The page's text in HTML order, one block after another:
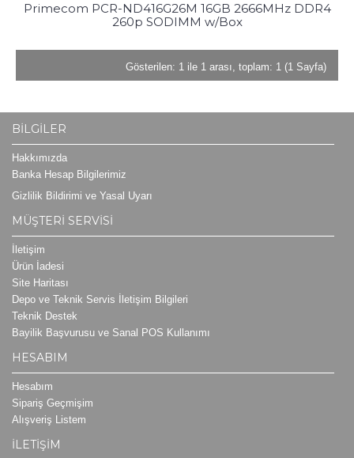
Primecom PCR-ND416G26M 16GB 2666MHz DDR4
260p SODIMM w/Box
Gösterilen: 1 ile 1 arası, toplam: 1 (1 Sayfa)
BILGILER
Hakkımızda
Banka Hesap Bilgilerimiz
Gizlilik Bildirimi ve Yasal Uyarı
MÜŞTERI SERVISI
İletişim
Ürün İadesi
Site Haritası
Depo ve Teknik Servis İletişim Bilgileri
Teknik Destek
Bayilik Başvurusu ve Sanal POS Kullanımı
HESABIM
Hesabım
Sipariş Geçmişim
Alışveriş Listem
İLETIŞIM